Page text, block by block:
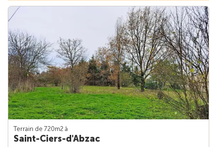
Terrain de 720m2 à
Saint-Ciers-d'Abzac